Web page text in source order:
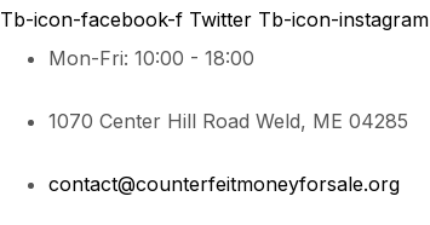
Tb-icon-facebook-f Twitter Tb-icon-instagram
Mon-Fri: 10:00 - 18:00
1070 Center Hill Road Weld, ME 04285
contact@counterfeitmoneyforsale.org